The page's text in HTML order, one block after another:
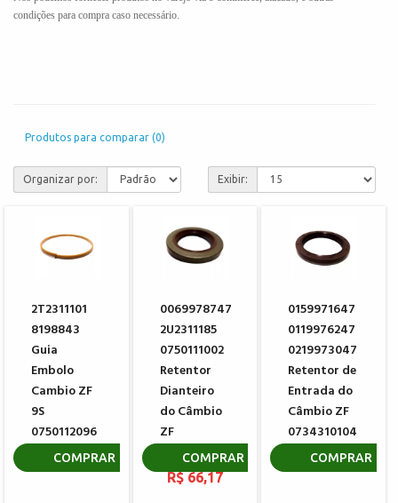
condições para compra caso necessário.
Produtos para comparar (0)
Organizar por: Exibir:
2T2311101
8198843
Guia
Embolo
Cambio ZF
9S
0750112096
R$ 80,30
COMPRAR
0069978747
2U2311185
0750111002
Retentor
Dianteiro
do Câmbio
ZF
0734310110
R$ 66,17
COMPRAR
0159971647
0119976247
0219973047
Retentor de
Entrada do
Câmbio ZF
0734310104
R$ 106,80
COMPRAR